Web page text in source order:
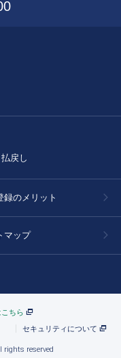
戻し
録のメリット
マップ
ちら
セキュリティについて
rights reserved